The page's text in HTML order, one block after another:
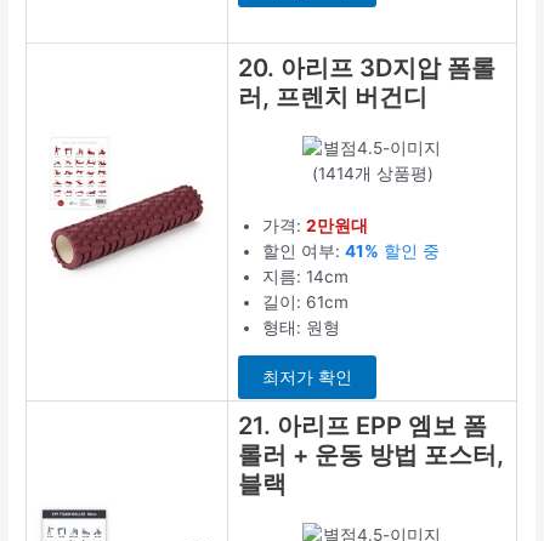
20. 아리프 3D지압 폼롤
러, 프렌치 버건디
(1414개 상품평)
가격:2만원대
할인 여부:41% 할인 중
지름: 14cm
길이: 61cm
형태: 원형
최저가 확인
21. 아리프 EPP 엠보 폼
롤러 + 운동 방법 포스터,
블랙